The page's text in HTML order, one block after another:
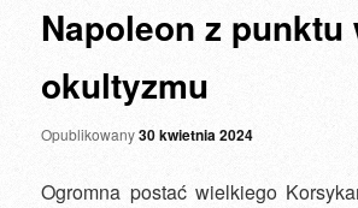
Napoleon z punktu
okultyzmu
Opublikowany30 kwietnia 2024
Ogromna postać wielkiego